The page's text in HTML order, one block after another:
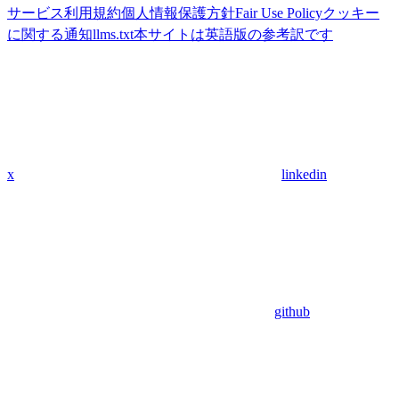
サービス利用規約個人情報保護方針Fair Use Policyクッキー
に関する通知llms.txt本サイトは英語版の参考訳です
x linkedin
github